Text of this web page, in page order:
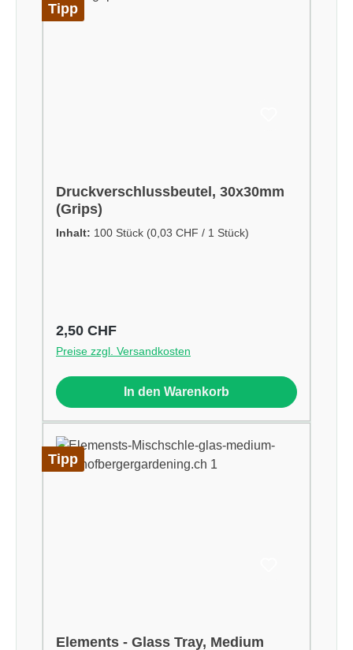
Tipp
Druckverschlussbeutel, 30x30mm
(Grips)
Inhalt: 100 Stück (0,03 CHF / 1 Stück)
Regulärer Preis:
2,50 CHF
Preise zzgl. Versandkosten
In den Warenkorb
Tipp
Elements - Glass Tray, Medium